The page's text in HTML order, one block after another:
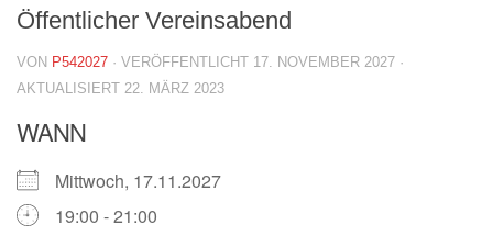
Öffentlicher Vereinsabend
VON P542027 · VERÖFFENTLICHT 17. NOVEMBER 2027 ·
AKTUALISIERT 22. MÄRZ 2023
WANN
Mittwoch, 17.11.2027
19:00 - 21:00